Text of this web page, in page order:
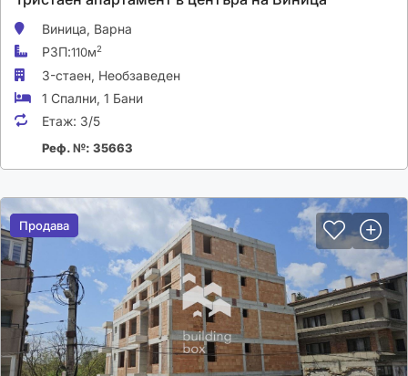
Виница, Варна
РЗП:110м2
3-стаен, Необзаведен
1 Спални, 1 Бани
Етаж: 3/5
Реф. №: 35663
Продава
Продава